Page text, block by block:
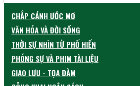
CHẮP CÁNH ƯỚC MƠ
VĂN HÓA VÀ ĐỜI SỐNG
THỜI SỰ NHÌN TỪ PHỐ HIẾN
PHÓNG SỰ VÀ PHIM TÀI LIỆU
GIAO LƯU - TỌA ĐÀM